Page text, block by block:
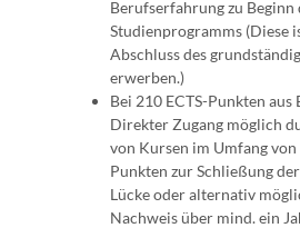
Berufserfahrung zu Beginn
Studienprogramms (Diese
Abschluss des
erwerben.)
Bei 210 ECTS-Punkten
Direkter Zugang möglich
von Kursen im Umfang von
Punkten zur Schließung
Lücke oder alternativ
Nachweis über mind. ein